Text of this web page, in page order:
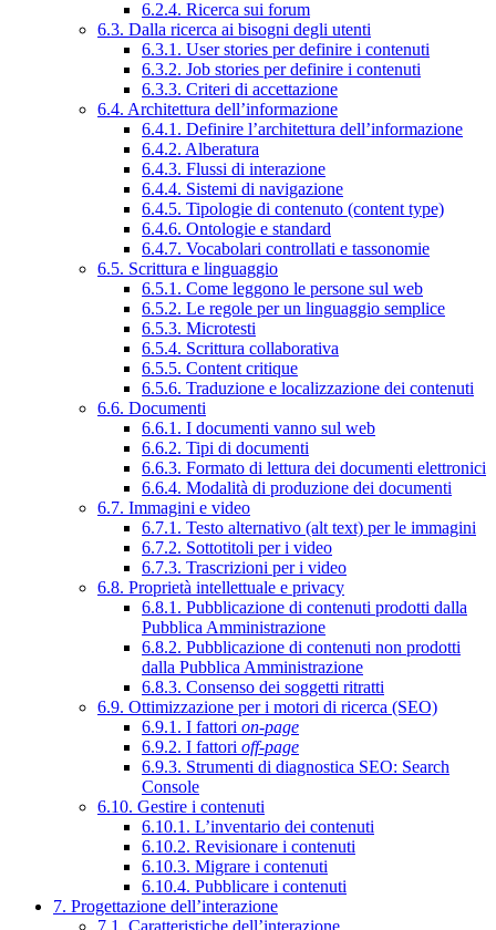
6.2.4. Ricerca sui forum
6.3. Dalla ricerca ai bisogni degli utenti
6.3.1. User stories per definire i contenuti
6.3.2. Job stories per definire i contenuti
6.3.3. Criteri di accettazione
6.4. Architettura dell’informazione
6.4.1. Definire l’architettura dell’informazione
6.4.2. Alberatura
6.4.3. Flussi di interazione
6.4.4. Sistemi di navigazione
6.4.5. Tipologie di contenuto (content type)
6.4.6. Ontologie e standard
6.4.7. Vocabolari controllati e tassonomie
6.5. Scrittura e linguaggio
6.5.1. Come leggono le persone sul web
6.5.2. Le regole per un linguaggio semplice
6.5.3. Microtesti
6.5.4. Scrittura collaborativa
6.5.5. Content critique
6.5.6. Traduzione e localizzazione dei contenuti
6.6. Documenti
6.6.1. I documenti vanno sul web
6.6.2. Tipi di documenti
6.6.3. Formato di lettura dei documenti elettronici
6.6.4. Modalità di produzione dei documenti
6.7. Immagini e video
6.7.1. Testo alternativo (alt text) per le immagini
6.7.2. Sottotitoli per i video
6.7.3. Trascrizioni per i video
6.8. Proprietà intellettuale e privacy
6.8.1. Pubblicazione di contenuti prodotti dalla
Pubblica Amministrazione
6.8.2. Pubblicazione di contenuti non prodotti
dalla Pubblica Amministrazione
6.8.3. Consenso dei soggetti ritratti
6.9. Ottimizzazione per i motori di ricerca (SEO)
6.9.1. I fattori on-page
6.9.2. I fattori off-page
6.9.3. Strumenti di diagnostica SEO: Search
Console
6.10. Gestire i contenuti
6.10.1. L’inventario dei contenuti
6.10.2. Revisionare i contenuti
6.10.3. Migrare i contenuti
6.10.4. Pubblicare i contenuti
7. Progettazione dell’interazione
7.1. Caratteristiche dell’interazione